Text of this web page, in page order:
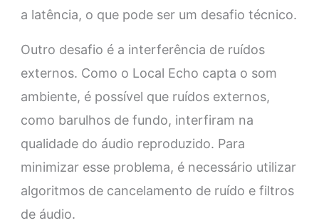
a latência, o que pode ser um desafio técnico.
Outro desafio é a interferência de ruídos
externos. Como o Local Echo capta o som
ambiente, é possível que ruídos externos,
como barulhos de fundo, interfiram na
qualidade do áudio reproduzido. Para
minimizar esse problema, é necessário utilizar
algoritmos de cancelamento de ruído e filtros
de áudio.